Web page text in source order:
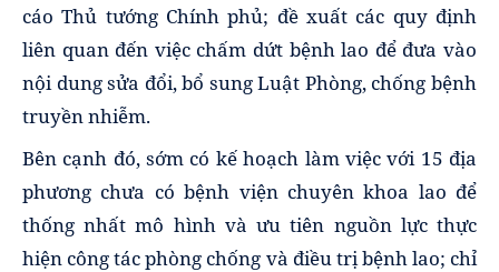
cáo Thủ tướng Chính phủ; đề xuất các quy định
liên quan đến việc chấm dứt bệnh lao để đưa vào
nội dung sửa đổi, bổ sung Luật Phòng, chống bệnh
truyền nhiễm.
Bên cạnh đó, sớm có kế hoạch làm việc với 15 địa
phương chưa có bệnh viện chuyên khoa lao để
thống nhất mô hình và ưu tiên nguồn lực thực
hiện công tác phòng chống và điều trị bệnh lao; chỉ